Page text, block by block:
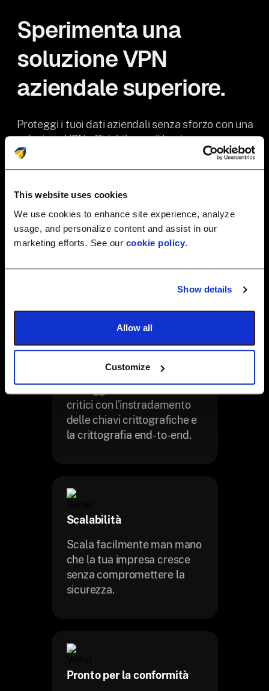
This website uses cookies
We use cookies to enhance site experience, analyze
usage, and personalize content and assist in our
marketing efforts. See our cookie policy.
Show details
Allow all
Customize
Sperimenta una
soluzione VPN
aziendale superiore.
Proteggi i tuoi dati aziendali senza sforzo con una
soluzione VPN affidabile per il business.
Prestazioni ottimizzate
Il design leggero garantisce
Crittografia avanzata
Proteggi i dati aziendali
critici con l'instradamento
delle chiavi crittografiche e
la crittografia end-to-end.
Scalabilità
Scala facilmente man mano
che la tua impresa cresce
senza compromettere la
sicurezza.
Pronto per la conformità